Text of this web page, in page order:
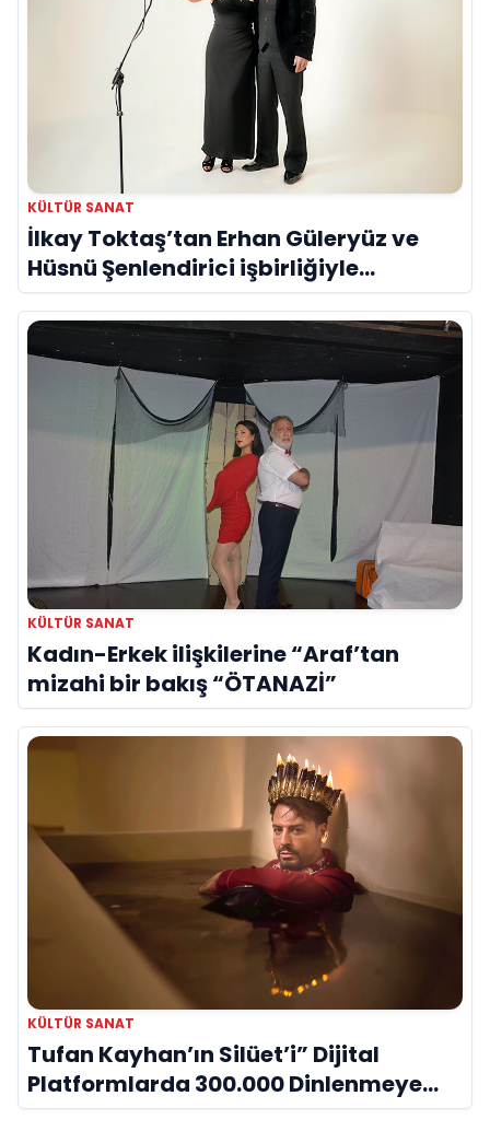
KÜLTÜR SANAT
İlkay Toktaş’tan Erhan Güleryüz ve
Hüsnü Şenlendirici işbirliğiyle
duygusal bir aşk manifestosu: “Deliler
Gibi”
KÜLTÜR SANAT
Kadın-Erkek ilişkilerine “Araf’tan
mizahi bir bakış “ÖTANAZİ”
KÜLTÜR SANAT
Tufan Kayhan’ın Silüet’i” Dijital
Platformlarda 300.000 Dinlenmeye
Ulaştı